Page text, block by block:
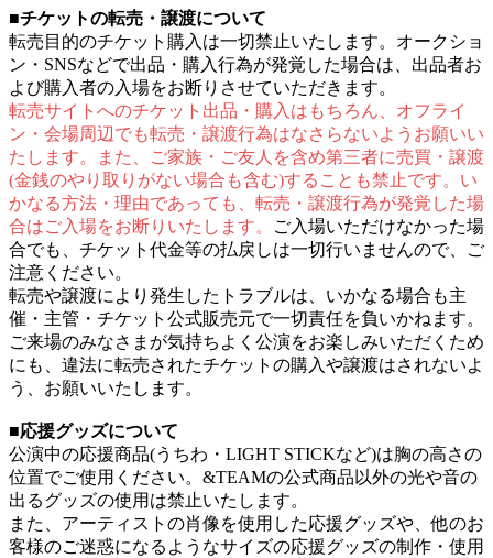
■チケットの転売・譲渡について
転売目的のチケット購入は一切禁止いたします。オークショ
ン・SNSなどで出品・購入行為が発覚した場合は、出品者お
よび購入者の入場をお断りさせていただきます。
転売サイトへのチケット出品・購入はもちろん、オフライ
ン・会場周辺でも転売・譲渡行為はなさらないようお願いい
たします。また、ご家族・ご友人を含め第三者に売買・譲渡
(金銭のやり取りがない場合も含む)することも禁止です。い
かなる方法・理由であっても、転売・譲渡行為が発覚した場
合はご入場をお断りいたします。
ご入場いただけなかった場
合でも、チケット代金等の払戻しは一切行いませんので、ご
注意ください。
転売や譲渡により発生したトラブルは、いかなる場合も主
催・主管・チケット公式販売元で一切責任を負いかねます。
ご来場のみなさまが気持ちよく公演をお楽しみいただくため
にも、違法に転売されたチケットの購入や譲渡はされないよ
う、お願いいたします。
■応援グッズについて
公演中の応援商品(うちわ・LIGHT STICKなど)は胸の高さの
位置でご使用ください。&TEAMの公式商品以外の光や音の
出るグッズの使用は禁止いたします。
また、アーティストの肖像を使用した応援グッズや、他のお
客様のご迷惑になるようなサイズの応援グッズの制作・使用